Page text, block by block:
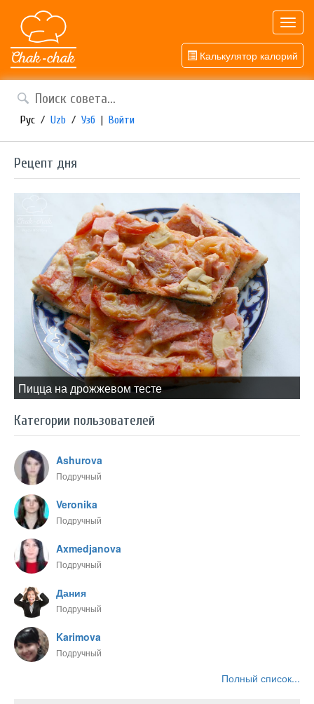
Калькулятор калорий
Рус / Uzb / Узб | Войти
Рецепт дня
Пицца на дрожжевом тесте
Категории пользователей
Ashurova
Подручный
Veronika
Подручный
Axmedjanova
Подручный
Дания
Подручный
Karimova
Подручный
Полный список...